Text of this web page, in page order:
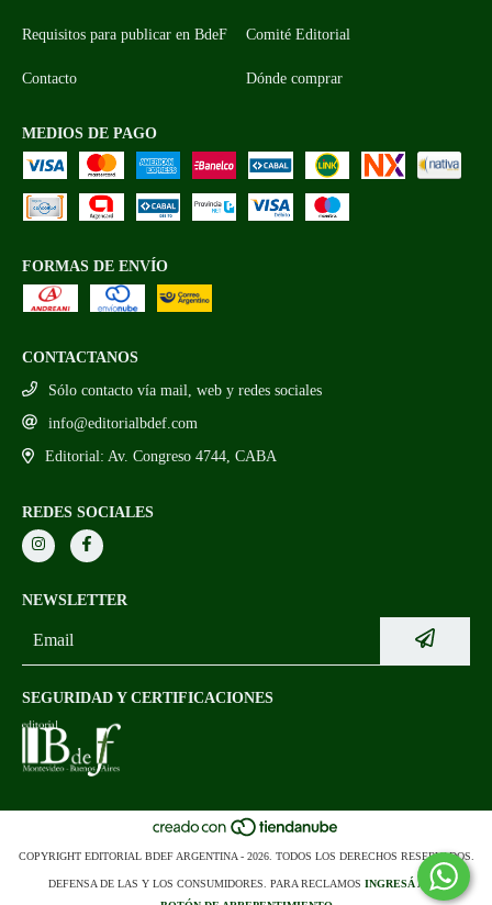
Requisitos para publicar en BdeF Comité Editorial
Contacto Dónde comprar
MEDIOS DE PAGO
FORMAS DE ENVÍO
CONTACTANOS
Sólo contacto vía mail, web y redes sociales
info@editorialbdef.com
Editorial: Av. Congreso 4744, CABA
REDES SOCIALES
NEWSLETTER
SEGURIDAD Y CERTIFICACIONES
COPYRIGHT EDITORIAL BDEF ARGENTINA - 2026. TODOS LOS DERECHOS RESERVADOS.
DEFENSA DE LAS Y LOS CONSUMIDORES. PARA RECLAMOS INGRESÁ ACÁ.